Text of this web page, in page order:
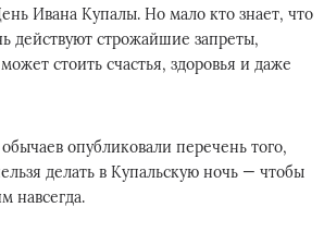
Ивана Купалы. Но мало кто знает, что
действуют строжайшие запреты,
стоить счастья, здоровья и даже
опубликовали перечень того,
делать в Купальскую ночь — чтобы
навсегда.